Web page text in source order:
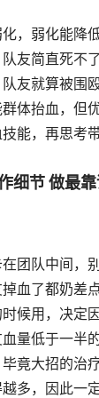
，弱化能降
友简直死不
友就算被围
体抬血，但
能，再思考带
细节 做最
团队中间，
血了都奶差
候用，决定
量低于一半
竟大招的治
多，因此一